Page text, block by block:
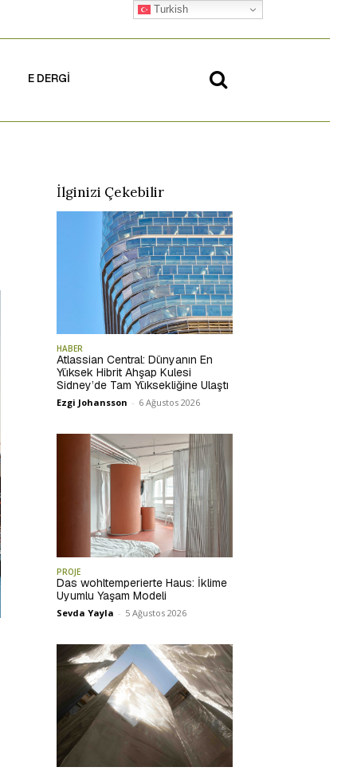
E DERGİ
İlginizi Çekebilir
HABER
Atlassian Central: Dünyanın En
Yüksek Hibrit Ahşap Kulesi
Sidney’de Tam Yüksekliğine Ulaştı
Ezgi Johansson - 6 Ağustos 2026
PROJE
Das wohltemperierte Haus: İklime
Uyumlu Yaşam Modeli
Sevda Yayla - 5 Ağustos 2026
Turkish